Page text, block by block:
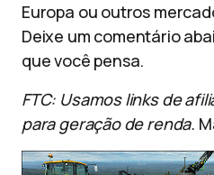
Europa ou outros
Deixe um comentário
que você pensa.
FTC: Usamos links de
para geração de renda.